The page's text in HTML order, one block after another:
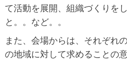
て活動を展開、組織づくりを
と。。など。。
また、会場からは、それぞれ
の地域に対して求めることの